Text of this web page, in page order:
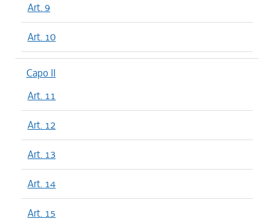
Art. 9
Art. 10
Capo II
Art. 11
Art. 12
Art. 13
Art. 14
Art. 15